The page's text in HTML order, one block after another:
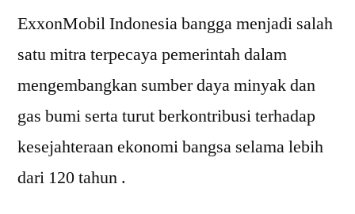
ExxonMobil Indonesia bangga menjadi salah
satu mitra terpecaya pemerintah dalam
mengembangkan sumber daya minyak dan
gas bumi serta turut berkontribusi terhadap
kesejahteraan ekonomi bangsa selama lebih
dari 120 tahun .